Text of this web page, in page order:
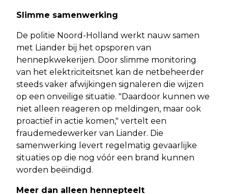
Slimme samenwerking
De politie Noord-Holland werkt nauw samen
met Liander bij het opsporen van
hennepkwekerijen. Door slimme monitoring
van het elektriciteitsnet kan de netbeheerder
steeds vaker afwijkingen signaleren die wijzen
op een onveilige situatie. "Daardoor kunnen we
niet alleen reageren op meldingen, maar ook
proactief in actie komen," vertelt een
fraudemedewerker van Liander. Die
samenwerking levert regelmatig gevaarlijke
situaties op die nog vóór een brand kunnen
worden beëindigd.
Meer dan alleen hennepteelt